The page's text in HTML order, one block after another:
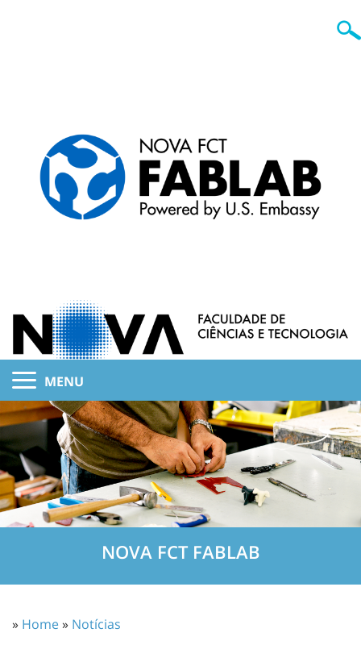
MENU
NOVA FCT FABLAB
» Home» Notícias